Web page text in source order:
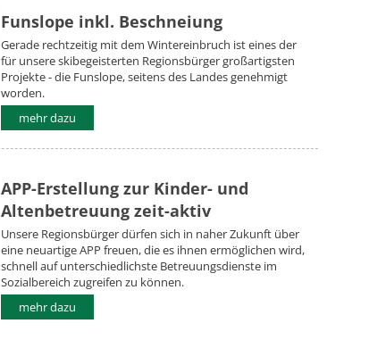
Funslope inkl. Beschneiung
Gerade rechtzeitig mit dem Wintereinbruch ist eines der
für unsere skibegeisterten Regionsbürger großartigsten
Projekte - die Funslope, seitens des Landes genehmigt
worden.
mehr dazu
APP-Erstellung zur Kinder- und
Altenbetreuung zeit-aktiv
Unsere Regionsbürger dürfen sich in naher Zukunft über
eine neuartige APP freuen, die es ihnen ermöglichen wird,
schnell auf unterschiedlichste Betreuungsdienste im
Sozialbereich zugreifen zu können.
mehr dazu